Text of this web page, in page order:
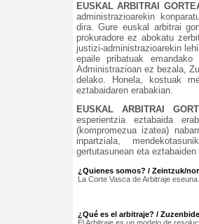
EUSKAL ARBITRAI
administrazioarekin
dira. Gure euskal arbitrai
prokuradore ez abokatu
justizi-administrazioarekin
epaile pribatuak
Administrazioan ez bezala,
delako. Honela, kostuak
eztabaidaren erabakian.
EUSKAL ARBITRAI
esperientzia eztabaida
(kompromezua izatea)
inpartziala,
gertutasunean eta
¿Quienes somos? / Zeintzuk/
La Corte Vasca de Arbitraje
¿Qué es el arbitraje? /